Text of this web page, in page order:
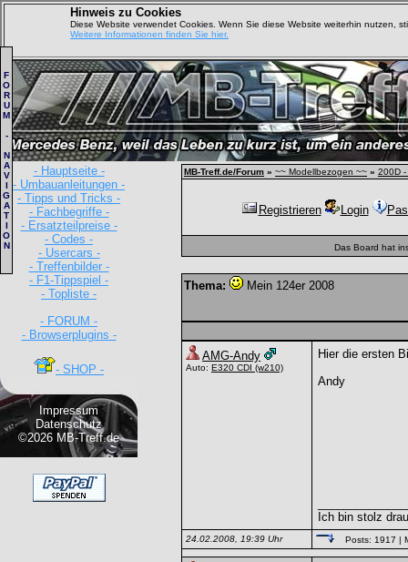
Hinweis zu Cookies
Diese Website verwendet Cookies. Wenn Sie diese Website weiterhin nutzen,
Weitere Informationen finden Sie hier.
- Hauptseite -
- Umbauanleitungen -
- Tipps und Tricks -
- Fachbegriffe -
- Ersatzteilpreise -
- Codes -
- Usercars -
- Treffenbilder -
- F1-Tippspiel -
- Topliste -
- FORUM -
- Browserplugins -
- SHOP -
Impressum
Datenschutz
©2026 MB-Treff.de
F
O
R
U
M
-
N
A
V
I
G
A
T
I
O
N
MB-Treff.de/Forum » ~~ Modellbezogen ~~ » 200D
Registrieren Login
Das Board hat
Thema: Mein 124er 2008
AMG-Andy
Auto: E320 CDI (w210)
Hier die ersten
Andy
Ich bin stolz
24.02.2008, 19:39 Uhr Posts: 1917 |